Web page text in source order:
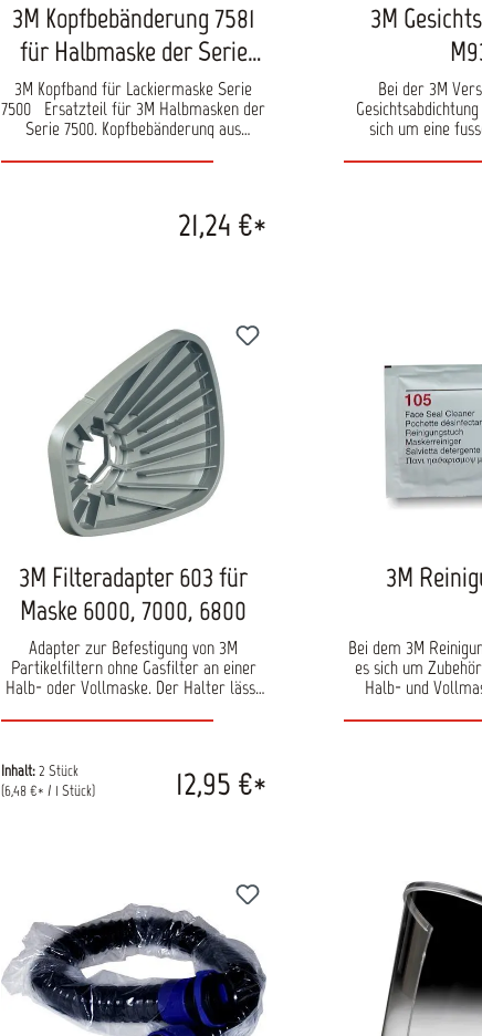
3M Kopfbebänderung 7581
für Halbmaske der Serie
7500
3M Kopfband für Lackiermaske Serie
7500 Ersatzteil für 3M Halbmasken der
Serie 7500. Kopfbebänderung aus
21,24 €*
3M
Bei der 3M
sich um eine
Produkte der
3M Filteradapter 603 für
Maske 6000, 7000, 6800
Adapter zur Befestigung von 3M
Partikelfiltern ohne Gasfilter an einer
Halb- oder Vollmaske. Der Halter lässt
einfach und schnell an der Maske
mit Gas- und Partikelfiltern zu einer
reinen Staubmaske für beispielweise
Inhalt:2 Stück
(6,48 €* / 1 Stück)
12,95 €*
3M
Bei dem 3M
es sich um
Halb- und
bequeme Reinigung
Maskenkörper